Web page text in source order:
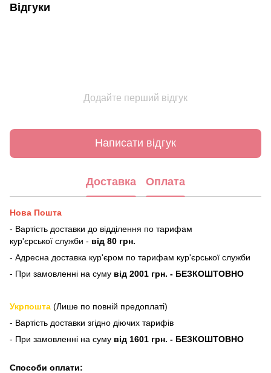
Відгуки
Додайте перший відгук
Написати відгук
Доставка Оплата
Нова Пошта
- Вартість доставки до відділення по тарифам
кур'єрської служби - від 80 грн.
- Адресна доставка кур'єром по тарифам кур'єрської служби
- При замовленні на суму від 2001 грн. - БЕЗКОШТОВНО
Укрпошта (Лише по повній предоплаті)
- Вартість доставки згідно діючих тарифів
- При замовленні на суму від 1601 грн. - БЕЗКОШТОВНО
Способи оплати: